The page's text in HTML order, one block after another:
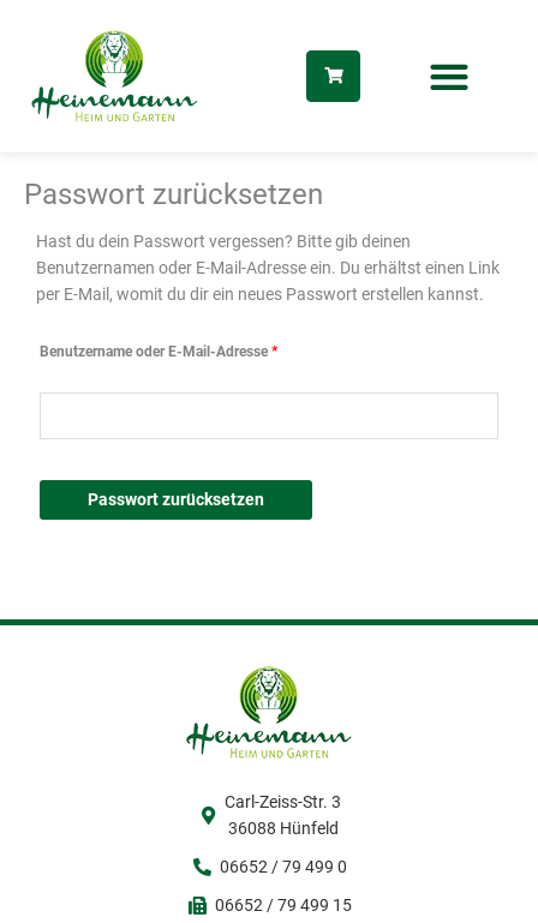
Passwort zurücksetzen
Hast du dein Passwort vergessen? Bitte gib deinen
Benutzernamen oder E-Mail-Adresse ein. Du erhältst einen Link
per E-Mail, womit du dir ein neues Passwort erstellen kannst.
Benutzername oder E-Mail-Adresse *
Erforderlich
Passwort zurücksetzen
Carl-Zeiss-Str. 3
36088 Hünfeld
06652 / 79 499 0
06652 / 79 499 15